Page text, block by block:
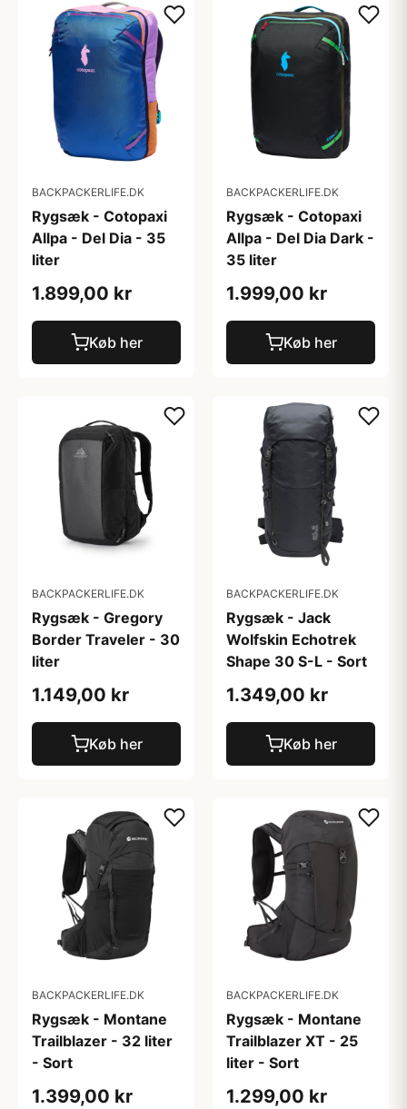
BACKPACKERLIFE.DK
Rygsæk - Cotopaxi
Allpa - Del Dia - 35
liter
1.899,00 kr
Køb her
BACKPACKERLIFE.DK
Rygsæk - Cotopaxi
Allpa - Del Dia Dark -
35 liter
1.999,00 kr
Køb her
BACKPACKERLIFE.DK
Rygsæk - Gregory
Border Traveler - 30
liter
1.149,00 kr
Køb her
BACKPACKERLIFE.DK
Rygsæk - Jack
Wolfskin Echotrek
Shape 30 S-L - Sort
1.349,00 kr
Køb her
BACKPACKERLIFE.DK
Rygsæk - Montane
Trailblazer - 32 liter
- Sort
1.399,00 kr
BACKPACKERLIFE.DK
Rygsæk - Montane
Trailblazer XT - 25
liter - Sort
1.299,00 kr